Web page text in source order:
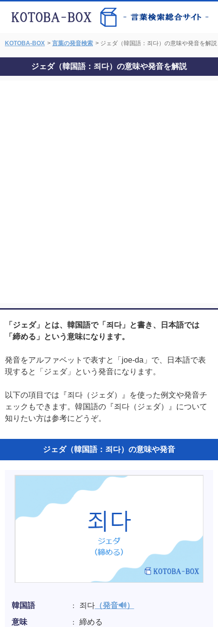
KOTOBA-BOX > 言葉の発音検索 > ジェダ（韓国語：죄다）の意味や発音を解説
ジェダ（韓国語：죄다）の意味や発音を解説
「ジェダ」とは、韓国語で「죄다」と書き、日本語では
「締める」という意味になります。
発音をアルファベットで表すと「joe-da」で、日本語で表
現すると「ジェダ」という発音になります。
以下の項目では『죄다（ジェダ）』を使った例文や発音チ
ェックもできます。韓国語の『죄다（ジェダ）』について
知りたい方は参考にどうぞ。
ジェダ（韓国語：죄다）の意味や発音
韓国語 죄다（発音🔊）
意味
締める